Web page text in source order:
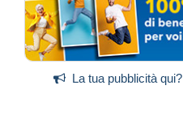
La tua pubblicità qui?